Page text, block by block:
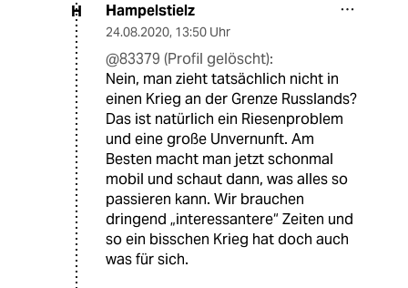
H Hampelstielz
24.08.2020, 13:50 Uhr
@83379 (Profil gelöscht):
Nein, man zieht tatsächlich nicht in
einen Krieg an der Grenze Russlands?
Das ist natürlich ein Riesenproblem
und eine große Unvernunft. Am
Besten macht man jetzt schonmal
mobil und schaut dann, was alles so
passieren kann. Wir brauchen
dringend „interessantere“ Zeiten und
so ein bisschen Krieg hat doch auch
was für sich.